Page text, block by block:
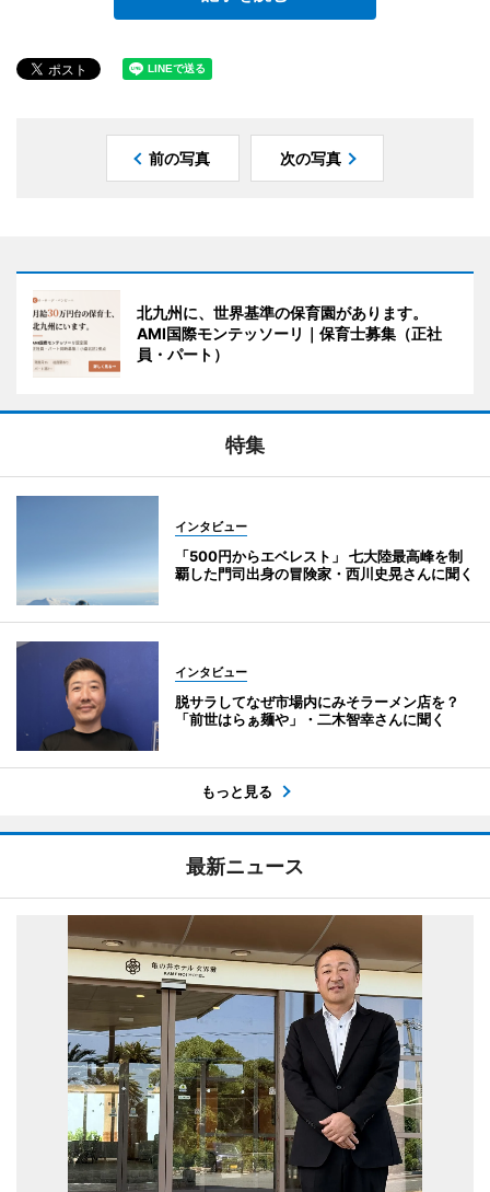
前の写真 次の写真
北九州に、世界基準の保育園があります。
AMI国際モンテッソーリ｜保育士募集（正社
員・パート）
特集
インタビュー
「500円からエベレスト」 七大陸最高峰を制
覇した門司出身の冒険家・西川史晃さんに聞く
インタビュー
脱サラしてなぜ市場内にみそラーメン店を？
「前世はらぁ麺や」・二木智幸さんに聞く
もっと見る
最新ニュース